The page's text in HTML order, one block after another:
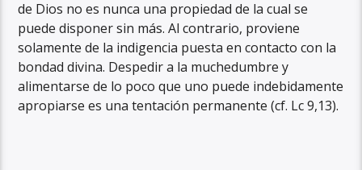
de Dios no es nunca una propiedad de la cual se
puede disponer sin más. Al contrario, proviene
solamente de la indigencia puesta en contacto con la
bondad divina. Despedir a la muchedumbre y
alimentarse de lo poco que uno puede indebidamente
apropiarse es una tentación permanente (cf. Lc 9,13).